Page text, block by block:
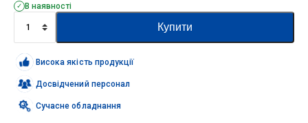
В наявності
HARDCHROM
200
C45
TEMCO(загартований)
D60
кількість
Купити
Висока якість продукції
Досвідчений персонал
Сучасне обладнання